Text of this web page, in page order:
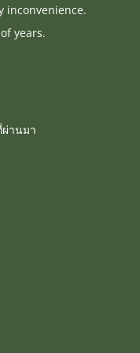
inconvenience.
years.
านมา